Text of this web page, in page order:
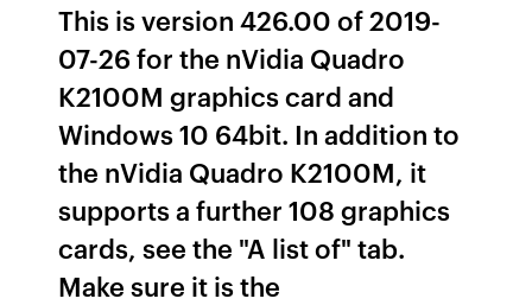
This is version 426.00 of 2019-
07-26 for the nVidia Quadro
K2100M graphics card and
Windows 10 64bit. In addition to
the nVidia Quadro K2100M, it
supports a further 108 graphics
cards, see the "A list of" tab.
Make sure it is the